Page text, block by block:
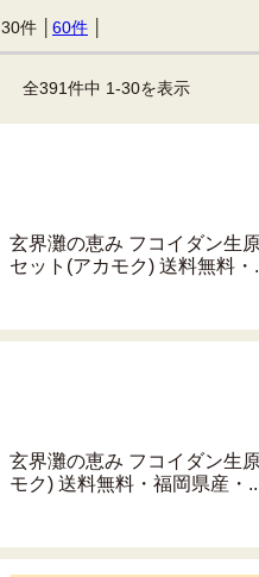
30件 60件
全391件中 1-30を表示
玄界灘の恵み フコイダン生
セット(アカモク) 送料無料・
玄界灘の恵み フコイダン生
モク) 送料無料・福岡県産・